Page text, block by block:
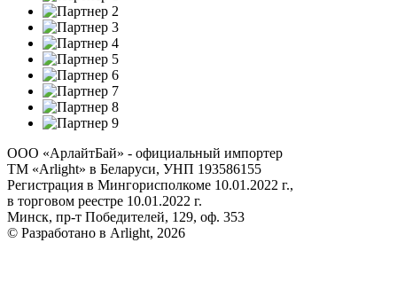
ООО «АрлайтБай» - официальный импортер
ТМ «Arlight» в Беларуси, УНП 193586155
Регистрация в Мингорисполкоме 10.01.2022 г.,
в торговом реестре 10.01.2022 г.
Минск, пр-т Победителей, 129, оф. 353
© Разработано в Arlight, 2026